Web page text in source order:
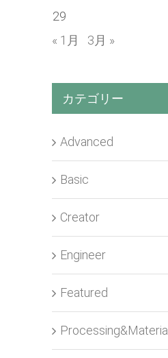
29
« 1月
3月 »
カテゴリー
Advanced
Basic
Creator
Engineer
Featured
Processing&Material